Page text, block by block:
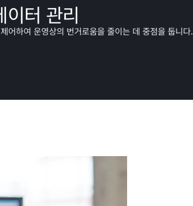
터 관리
하여 운영상의 번거로움을 줄이는 데 중점을 둡니다.